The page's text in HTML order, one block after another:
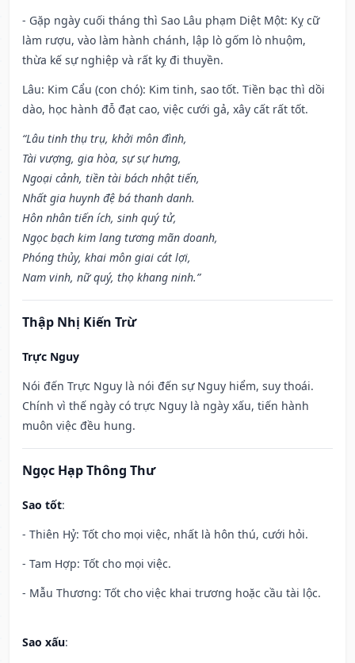
- Gặp ngày cuối tháng thì Sao Lâu phạm Diệt Một: Kỵ cữ
làm rượu, vào làm hành chánh, lập lò gốm lò nhuộm,
thừa kế sự nghiệp và rất kỵ đi thuyền.
Lâu: Kim Cẩu (con chó): Kim tinh, sao tốt. Tiền bạc thì dồi
dào, học hành đỗ đạt cao, việc cưới gả, xây cất rất tốt.
“Lâu tinh thụ trụ, khởi môn đình,
Tài vượng, gia hòa, sự sự hưng,
Ngoại cảnh, tiền tài bách nhật tiến,
Nhất gia huynh đệ bá thanh danh.
Hôn nhân tiến ích, sinh quý tử,
Ngọc bạch kim lang tương mãn doanh,
Phóng thủy, khai môn giai cát lợi,
Nam vinh, nữ quý, thọ khang ninh.”
Thập Nhị Kiến Trừ
Trực Nguy
Nói đến Trực Nguy là nói đến sự Nguy hiểm, suy thoái.
Chính vì thế ngày có trực Nguy là ngày xấu, tiến hành
muôn việc đều hung.
Ngọc Hạp Thông Thư
Sao tốt:
- Thiên Hỷ: Tốt cho mọi việc, nhất là hôn thú, cưới hỏi.
- Tam Hợp: Tốt cho mọi việc.
- Mẫu Thương: Tốt cho việc khai trương hoặc cầu tài lộc.
Sao xấu: